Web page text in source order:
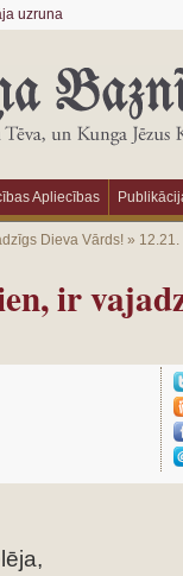
uzruna
Apliecības
Dieva Vārds!»
ir